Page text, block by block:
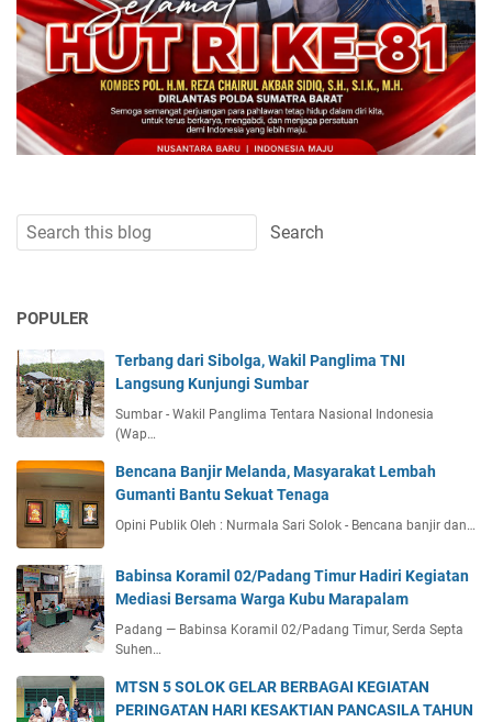
POPULER
Terbang dari Sibolga, Wakil Panglima TNI
Langsung Kunjungi Sumbar
Sumbar - Wakil Panglima Tentara Nasional Indonesia
(Wap…
Bencana Banjir Melanda, Masyarakat Lembah
Gumanti Bantu Sekuat Tenaga
Opini Publik Oleh : Nurmala Sari Solok - Bencana banjir dan…
Babinsa Koramil 02/Padang Timur Hadiri Kegiatan
Mediasi Bersama Warga Kubu Marapalam
Padang — Babinsa Koramil 02/Padang Timur, Serda Septa
Suhen…
MTSN 5 SOLOK GELAR BERBAGAI KEGIATAN
PERINGATAN HARI KESAKTIAN PANCASILA TAHUN